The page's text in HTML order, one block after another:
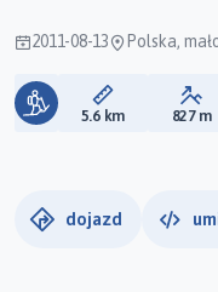
2011-08-13 Polska,
Długość trasy:
5.6 km 827 m
dojazd